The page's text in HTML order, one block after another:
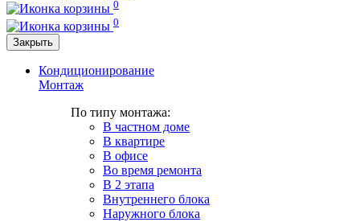
0
0
Закрыть
Кондиционирование
Монтаж
По типу монтажа:
В частном доме
В квартире
В офисе
Во время ремонта
В 2 этапа
Внутреннего блока
Наружного блока